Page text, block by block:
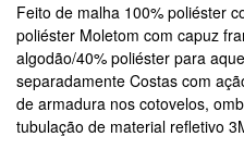
Feito de malha 100% poliéster
poliéster Moletom com capuz
algodão/40% poliéster para
separadamente Costas com
de armadura nos cotovelos,
tubulação de material refletivo